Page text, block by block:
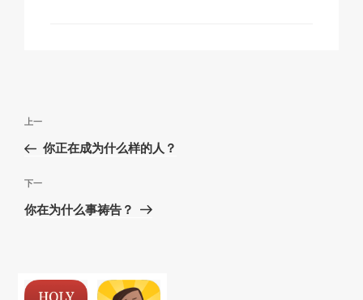
文
导
航
上
一
文
章
上一
你正在成为什么样的人？
下
一
下一
你在为什么事祷告？